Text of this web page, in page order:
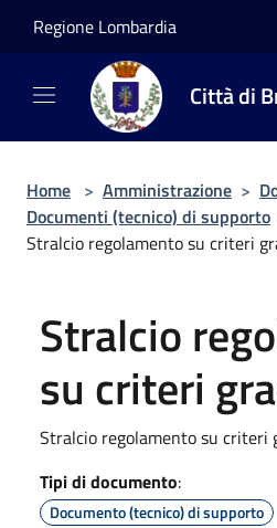
Regione Lombardia
Città di
Home > Amministrazione >
Documenti (tecnico) di supporto
Stralcio regolamento su criteri
Stralcio
su criteri
Stralcio regolamento su criteri
Tipi di documento:
Documento (tecnico) di supporto